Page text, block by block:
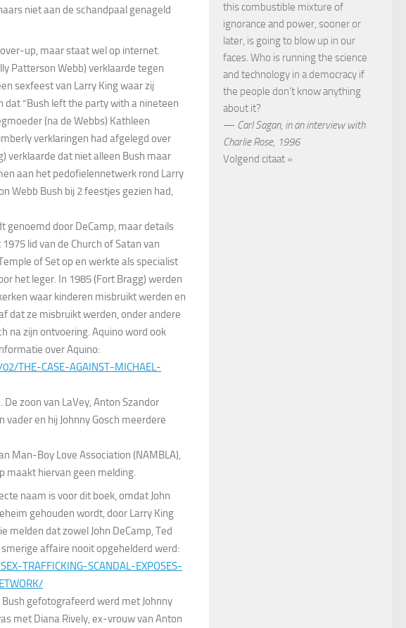
niet aan de schandpaal genageld
up, maar staat wel op internet.
Patterson Webb) verklaarde tegen
sexfeest van Larry King waar zij
dat “Bush left the party with a nineteen
(na de Webbs) Kathleen
verklaringen had afgelegd over
verklaarde dat niet alleen Bush maar
aan het pedofielennetwerk rond Larry
Webb Bush bij 2 feestjes gezien had,
genoemd door DeCamp, maar details
lid van de Church of Satan van
of Set op en werkte als specialist
het leger. In 1985 (Fort Bragg) werden
waar kinderen misbruikt werden en
dat ze misbruikt werden, onder andere
na zijn ontvoering. Aquino word ook
over Aquino:
THE-CASE-AGAINST-MICHAEL-
De zoon van LaVey, Anton Szandor
en hij Johnny Gosch meerdere
Man-Boy Love Association (NAMBLA),
maakt hiervan geen melding.
naam is voor dit boek, omdat John
gehouden wordt, door Larry King
melden dat zowel John DeCamp, Ted
affaire nooit opgehelderd werd:
TRAFFICKING-SCANDAL-EXPOSES-
gefotografeerd werd met Johnny
met Diana Rively, ex-vrouw van Anton
this combustible mixture of
ignorance and power, sooner or
later, is going to blow up in our
faces. Who is running the science
and technology in a democracy if
the people don’t know anything
about it?
— Carl Sagan, in an interview with
Charlie Rose, 1996
Volgend citaat »